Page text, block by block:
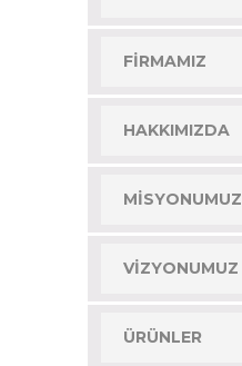
FIRMAMIZ
HAKKIMIZDA
MISYONUMUZ
VIZYONUMUZ
ÜRÜNLER